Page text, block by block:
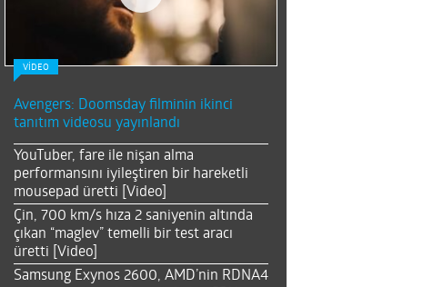
VİDEO
Avengers: Doomsday filminin ikinci
tanıtım videosu yayınlandı
YouTuber, fare ile nişan alma
performansını iyileştiren bir hareketli
mousepad üretti [Video]
Çin, 700 km/s hıza 2 saniyenin altında
çıkan “maglev” temelli bir test aracı
üretti [Video]
Samsung Exynos 2600, AMD’nin RDNA4